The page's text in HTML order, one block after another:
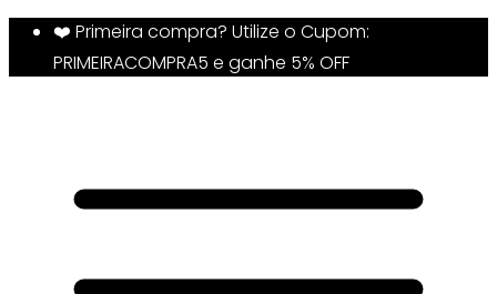
❤️ Primeira compra? Utilize o Cupom:
PRIMEIRACOMPRA5 e ganhe 5% OFF